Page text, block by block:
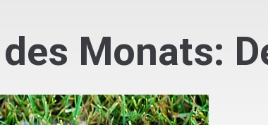
Monats: